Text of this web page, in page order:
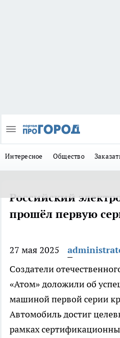
Интересное Общество
Российский
прошёл первую
27 мая 2025
Создатели
«Атом» доложили об
машиной первой серии
Автомобиль достиг
рамках